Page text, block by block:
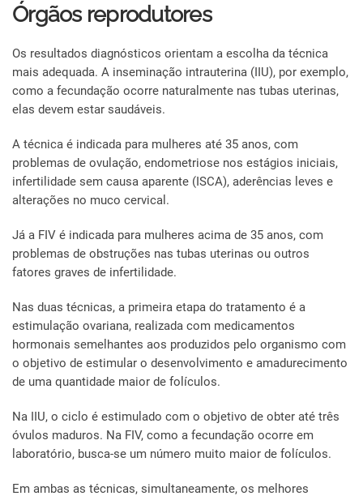
Órgãos reprodutores
Os resultados diagnósticos orientam a escolha da técnica
mais adequada. A inseminação intrauterina (IIU), por exemplo,
como a fecundação ocorre naturalmente nas tubas uterinas,
elas devem estar saudáveis.
A técnica é indicada para mulheres até 35 anos, com
problemas de ovulação, endometriose nos estágios iniciais,
infertilidade sem causa aparente (ISCA), aderências leves e
alterações no muco cervical.
Já a FIV é indicada para mulheres acima de 35 anos, com
problemas de obstruções nas tubas uterinas ou outros
fatores graves de infertilidade.
Nas duas técnicas, a primeira etapa do tratamento é a
estimulação ovariana, realizada com medicamentos
hormonais semelhantes aos produzidos pelo organismo com
o objetivo de estimular o desenvolvimento e amadurecimento
de uma quantidade maior de folículos.
Na IIU, o ciclo é estimulado com o objetivo de obter até três
óvulos maduros. Na FIV, como a fecundação ocorre em
laboratório, busca-se um número muito maior de folículos.
Em ambas as técnicas, simultaneamente, os melhores